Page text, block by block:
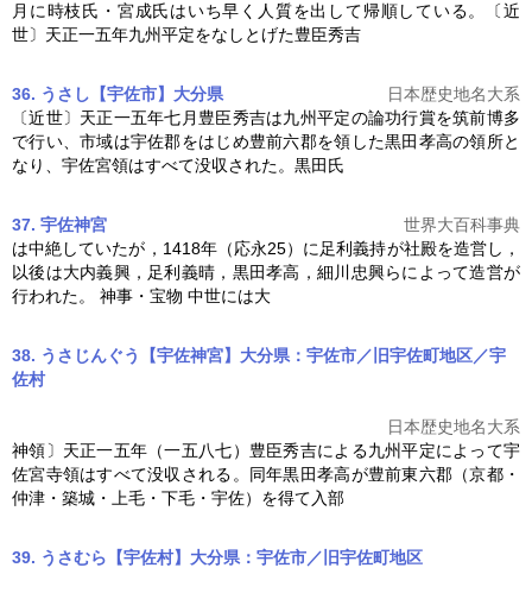
月に時枝氏・宮成氏はいち早く人質を出して帰順している。〔近
世〕天正一五年九州平定をなしとげた豊臣秀吉
36. うさし【宇佐市】大分県
日本歴史地名大系
〔近世〕天正一五年七月豊臣秀吉は九州平定の論功行賞を筑前博多
で行い、市域は宇佐郡をはじめ豊前六郡を領した黒田孝高の領所と
なり、宇佐宮領はすべて没収された。黒田氏
37. 宇佐神宮
世界大百科事典
は中絶していたが，1418年（応永25）に足利義持が社殿を造営し，
以後は大内義興，足利義晴， 黒田孝高 ，細川忠興らによって造営が
行われた。 神事・宝物 中世には大
38. うさじんぐう【宇佐神宮】大分県：宇佐市／旧宇佐町地区／宇
佐村
日本歴史地名大系
神領〕天正一五年（一五八七）豊臣秀吉による九州平定によって宇
佐宮寺領はすべて没収される。同年黒田孝高が豊前東六郡（京都・
仲津・築城・上毛・下毛・宇佐）を得て入部
39. うさむら【宇佐村】大分県：宇佐市／旧宇佐町地区